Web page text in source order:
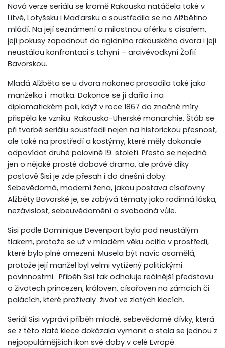
Nová verze seriálu se kromě Rakouska natáčela také v
Litvě, Lotyšsku i Maďarsku a soustředila se na Alžbětino
mládí. Na její seznámení a milostnou aférku s císařem,
její pokusy zapadnout do rigidního rakouského dvora i její
neustálou konfrontaci s tchyní – arcivévodkyní Žofií
Bavorskou.
Mladá Alžběta se u dvora nakonec prosadila také jako
manželka i matka. Dokonce se jí dařilo i na
diplomatickém poli, když v roce 1867 do značné míry
přispěla ke vzniku Rakousko-Uherské monarchie. Štáb se
při tvorbě seriálu soustředil nejen na historickou přesnost,
ale také na prostředí a kostýmy, které měly dokonale
odpovídat druhé polovině 19. století. Přesto se nejedná
jen o nějaké prosté dobové drama, ale právě díky
postavě Sisi je zde přesah i do dnešní doby.
Sebevědomá, moderní žena, jakou postava císařovny
Alžběty Bavorské je, se zabývá tématy jako rodinná láska,
nezávislost, sebeuvědomění a svobodná vůle.
Sisi podle Dominique Devenport byla pod neustálým
tlakem, protože se už v mladém věku ocitla v prostředí,
které bylo plné omezení. Musela být navíc osamělá,
protože její manžel byl velmi vytížený politickými
povinnostmi. Příběh Sisi tak odhaluje reálnější představu
o životech princezen, královen, císařoven na zámcích či
palácích, které prožívaly život ve zlatých klecích.
Seriál Sisi vypráví příběh mladé, sebevědomé dívky, která
se z této zlaté klece dokázala vymanit a stala se jednou z
nejpopulárnějších ikon své doby v celé Evropě.